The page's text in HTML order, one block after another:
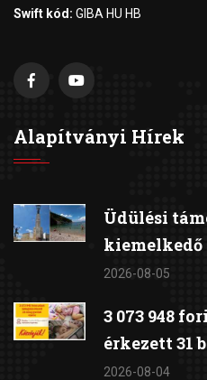
Swift kód: GIBA HU HB
Alapítványi Hírek
Üdülési
2026-08-05
3 073 948
érkezett 31
2026-08-04